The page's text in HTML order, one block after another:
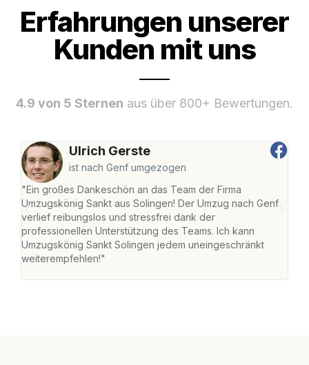
Erfahrungen unserer
Kunden mit uns
4.9 von 5 Sternen aus über 800+ Bewertungen.
Ulrich Gerste
ist nach Genf umgezogen
"Ein großes Dankeschön an das Team der Firma
Umzugskönig Sankt aus Solingen! Der Umzug nach Genf
verlief reibungslos und stressfrei dank der
professionellen Unterstützung des Teams. Ich kann
Umzugskönig Sankt Solingen jedem uneingeschränkt
weiterempfehlen!"